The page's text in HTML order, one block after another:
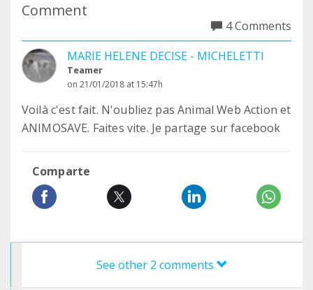
Comment
4 Comments
MARIE HELENE DECISE - MICHELETTI
Teamer
on 21/01/2018 at 15:47h
Voilà c'est fait. N'oubliez pas Animal Web Action et
ANIMOSAVE. Faites vite. Je partage sur facebook
Comparte
See other 2 comments